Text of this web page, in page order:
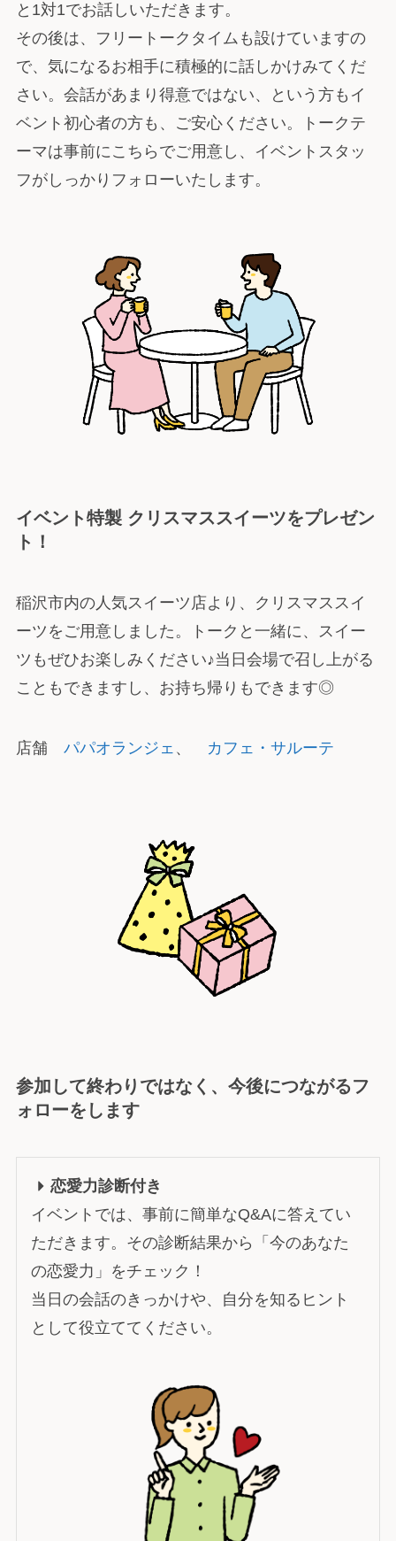
と1対1でお話しいただきます。
その後は、フリートークタイムも設けていますの
で、気になるお相手に積極的に話しかけみてくだ
さい。会話があまり得意ではない、という方もイ
ベント初心者の方も、ご安心ください。トークテ
ーマは事前にこちらでご用意し、イベントスタッ
フがしっかりフォローいたします。
イベント特製 クリスマススイーツをプレゼン
ト！
稲沢市内の人気スイーツ店より、クリスマススイ
ーツをご用意しました。トークと一緒に、スイー
ツもぜひお楽しみください♪当日会場で召し上がる
こともできますし、お持ち帰りもできます◎
店舗 パパオランジェ 、 カフェ・サルーテ
参加して終わりではなく、 今後につながるフ
ォローをします
恋愛力診断付き
イベントでは、事前に簡単なQ&Aに答えてい
ただきます。その診断結果から「今のあなた
の恋愛力」をチェック！
当日の会話のきっかけや、自分を知るヒント
として役立ててください。